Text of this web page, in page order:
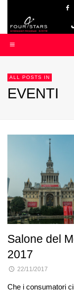
ALL POSTS IN
EVENTI
Salone del
2017
22/11/2017
Che i consumatori